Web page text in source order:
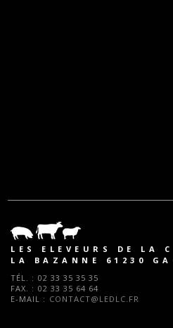
LES ELEVEURS DE LA
LA BAZANNE 61230
TÉL. : 02 33 35 35 35
FAX. : 02 33 35 64 64
E-MAIL : CONTACT@LEDLC.FR